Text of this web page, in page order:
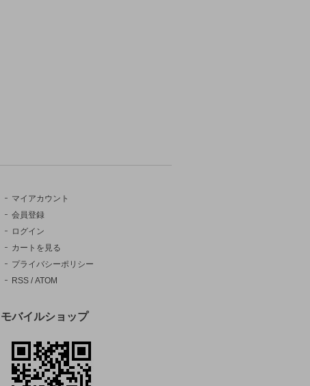
マイアカウント
会員登録
ログイン
カートを見る
プライバシーポリシー
RSS /ATOM
モバイルショップ